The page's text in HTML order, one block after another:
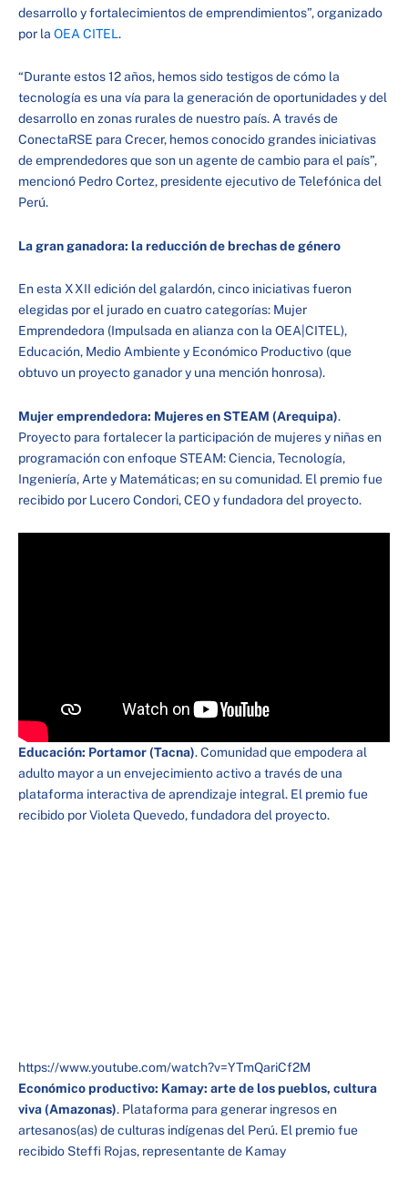
desarrollo y fortalecimientos de emprendimientos”, organizado
por la OEA CITEL.
“Durante estos 12 años, hemos sido testigos de cómo la
tecnología es una vía para la generación de oportunidades y del
desarrollo en zonas rurales de nuestro país. A través de
ConectaRSE para Crecer, hemos conocido grandes iniciativas
de emprendedores que son un agente de cambio para el país”,
mencionó Pedro Cortez, presidente ejecutivo de Telefónica del
Perú.
La gran ganadora: la reducción de brechas de género
En esta XXII edición del galardón, cinco iniciativas fueron
elegidas por el jurado en cuatro categorías: Mujer
Emprendedora (Impulsada en alianza con la OEA|CITEL),
Educación, Medio Ambiente y Económico Productivo (que
obtuvo un proyecto ganador y una mención honrosa).
Mujer emprendedora: Mujeres en STEAM (Arequipa).
Proyecto para fortalecer la participación de mujeres y niñas en
programación con enfoque STEAM: Ciencia, Tecnología,
Ingeniería, Arte y Matemáticas; en su comunidad. El premio fue
recibido por Lucero Condori, CEO y fundadora del proyecto.
Educación: Portamor (Tacna). Comunidad que empodera al
adulto mayor a un envejecimiento activo a través de una
plataforma interactiva de aprendizaje integral. El premio fue
recibido por Violeta Quevedo, fundadora del proyecto.
https://www.youtube.com/watch?v=YTmQariCf2M
Económico productivo: Kamay: arte de los pueblos, cultura
viva (Amazonas). Plataforma para generar ingresos en
artesanos(as) de culturas indígenas del Perú. El premio fue
recibido Steffi Rojas, representante de Kamay